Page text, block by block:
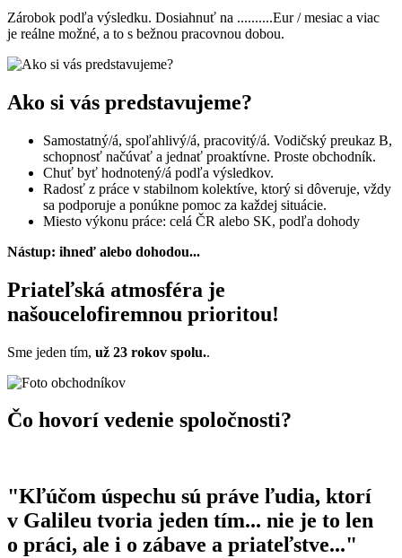
Zárobok podľa výsledku. Dosiahnuť na ..........Eur / mesiac a viac
je reálne možné, a to s bežnou pracovnou dobou.
Ako si vás predstavujeme?
Samostatný/á, spoľahlivý/á, pracovitý/á. Vodičský preukaz B,
schopnosť načúvať a jednať proaktívne. Proste obchodník.
Chuť byť hodnotený/á podľa výsledkov.
Radosť z práce v stabilnom kolektíve, ktorý si dôveruje, vždy
sa podporuje a ponúkne pomoc za každej situácie.
Miesto výkonu práce: celá ČR alebo SK, podľa dohody
Nástup: ihneď alebo dohodou...
Priateľská atmosféra je
našoucelofiremnou prioritou!
Sme jeden tím, už 23 rokov spolu..
Čo hovorí vedenie spoločnosti?
"Kľúčom úspechu sú práve ľudia, ktorí
v Galileu tvoria jeden tím... nie je to len
o práci, ale i o zábave a priateľstve..."